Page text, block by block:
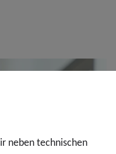
neben technischen